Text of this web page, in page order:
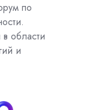
по
области
и